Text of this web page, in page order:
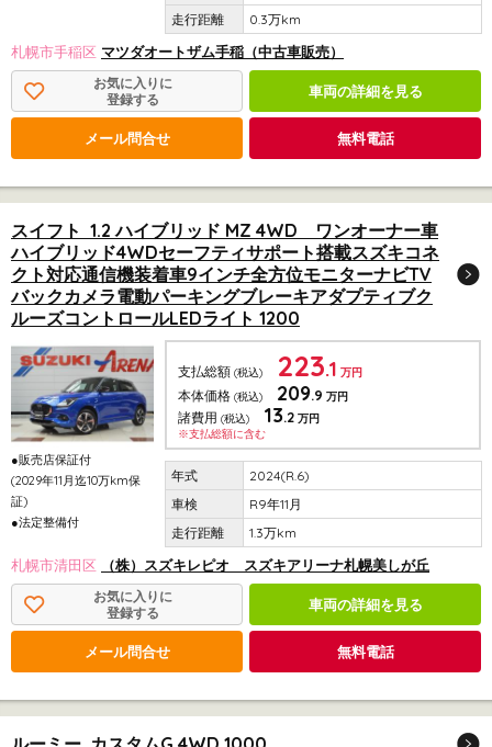
0.3万km
札幌市手稲区 マツダオートザム手稲（中古車販売）
お気に入りに
登録する
車両の詳細を見る
メール問合せ 無料電話
スイフト 1.2 ハイブリッド MZ 4WD ワンオーナー車
ハイブリッド4WDセーフティサポート搭載スズキコネ
クト対応通信機装着車9インチ全方位モニターナビTV
バックカメラ電動パーキングブレーキアダプティブク
ルーズコントロールLEDライト 1200
●販売店保証付
(2029年11月迄10万km保
証)
●法定整備付
支払総額 (税込) 223.1 万円
本体価格 (税込) 209.9 万円
諸費用 (税込) 13.2 万円
※支払総額に含む
2024(R.6)
R9年11月
1.3万km
札幌市清田区 （株）スズキレピオ スズキアリーナ札幌美しが丘
お気に入りに
登録する
車両の詳細を見る
メール問合せ 無料電話